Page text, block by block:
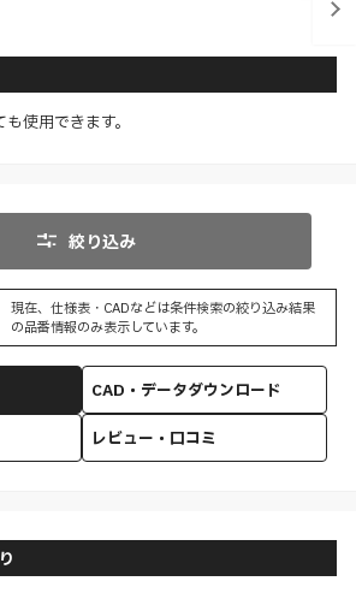
使用できます。
絞り込み
現在、仕様表・CADなどは条件検索の絞り込み結果
の品番情報のみ表示しています。
CAD・データダウンロード
レビュー・口コミ